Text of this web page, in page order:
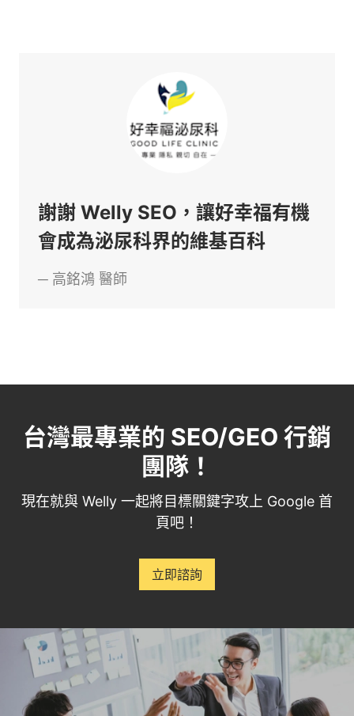
謝謝 Welly SEO，讓好幸福有機
會成為泌尿科界的維基百科
─ 高銘鴻 醫師
台灣最專業的 SEO/GEO 行銷
團隊！
現在就與 Welly 一起將目標關鍵字攻上 Google 首
頁吧！
立即諮詢